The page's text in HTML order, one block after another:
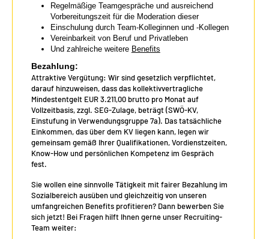
Regelmäßige Teamgespräche und ausreichend
Vorbereitungszeit für die Moderation dieser
Einschulung durch Team-Kolleginnen und -Kollegen
Vereinbarkeit von Beruf und Privatleben
Und zahlreiche weitere Benefits
Bezahlung:
Attraktive Vergütung: Wir sind gesetzlich verpflichtet,
darauf hinzuweisen, dass das kollektivvertragliche
Mindestentgelt EUR 3.211,00 brutto pro Monat auf
Vollzeitbasis, zzgl. SEG-Zulage, beträgt (SWÖ-KV,
Einstufung in Verwendungsgruppe 7a). Das tatsächliche
Einkommen, das über dem KV liegen kann, legen wir
gemeinsam gemäß Ihrer Qualifikationen, Vordienstzeiten,
Know-How und persönlichen Kompetenz im Gespräch
fest.
Sie wollen eine sinnvolle Tätigkeit mit fairer Bezahlung im
Sozialbereich ausüben und gleichzeitig von unseren
umfangreichen Benefits profitieren? Dann bewerben Sie
sich jetzt! Bei Fragen hilft Ihnen gerne unser Recruiting-
Team weiter: